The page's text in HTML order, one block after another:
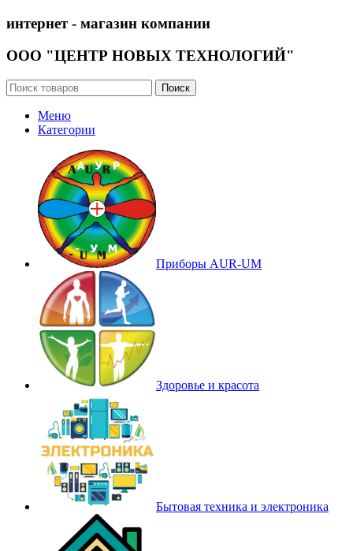
интернет - магазин компании
ООО "ЦЕНТР НОВЫХ ТЕХНОЛОГИЙ"
Поиск
Меню
Категории
Приборы AUR-UM
Здоровье и красота
Бытовая техника и электроника